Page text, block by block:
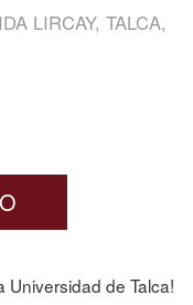
LIRCAY, TALCA,
Universidad de Talca!